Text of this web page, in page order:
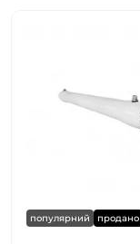
популярний продано